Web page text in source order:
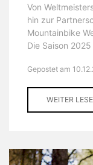
Von
hin zur
Mountainbike
Die Saison
Gepostet am
WEITER